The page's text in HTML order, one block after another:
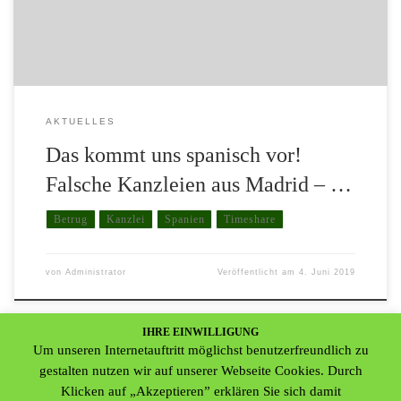
AKTUELLES
Das kommt uns spanisch vor!
Falsche Kanzleien aus Madrid – …
Betrug Kanzlei Spanien Timeshare
von Administrator Veröffentlicht am4. Juni 2019
IHRE EINWILLIGUNG
Um unseren Internetauftritt möglichst benutzerfreundlich zu
gestalten nutzen wir auf unserer Webseite Cookies. Durch
Klicken auf „Akzeptieren” erklären Sie sich damit